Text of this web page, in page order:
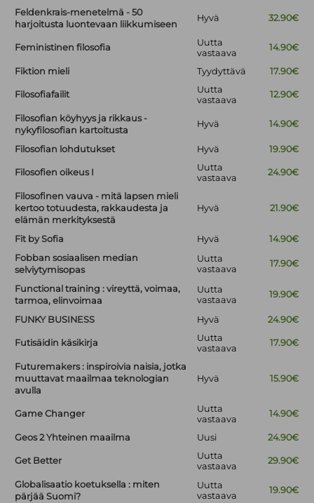
Feldenkrais-menetelmä - 50
harjoitusta luontevaan liikkumiseen
Hyvä 32.90€
Feministinen filosofia
Uutta
vastaava
14.90€
Fiktion mieli Tyydyttävä 17.90€
Filosofiafailit
Uutta
vastaava
12.90€
Filosofian köyhyys ja rikkaus -
nykyfilosofian kartoitusta
Hyvä 14.90€
Filosofian lohdutukset Hyvä 19.90€
Filosofien oikeus I
Uutta
vastaava
24.90€
Filosofinen vauva - mitä lapsen mieli
kertoo totuudesta, rakkaudesta ja
elämän merkityksestä
Hyvä 21.90€
Fit by Sofia Hyvä
14.90€
Fobban sosiaalisen median
selviytymisopas
Uutta
vastaava
17.90€
Functional training : vireyttä, voimaa,
tarmoa, elinvoimaa
Uutta
vastaava
19.90€
FUNKY BUSINESS Hyvä 24.90€
Futisäidin käsikirja
Uutta
vastaava
17.90€
Futuremakers : inspiroivia naisia, jotka
muuttavat maailmaa teknologian
avulla
Hyvä 15.90€
Game Changer
Uutta
vastaava
14.90€
Geos 2 Yhteinen maailma Uusi 24.90€
Get Better
Uutta
vastaava
29.90€
Globalisaatio koetuksella : miten
pärjää Suomi?
Uutta
vastaava
19.90€